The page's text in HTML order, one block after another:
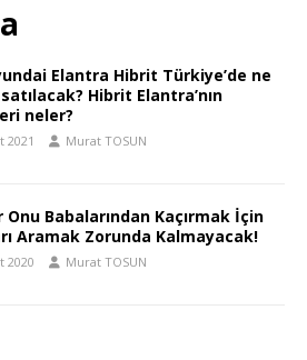
Elantra Hibrit Türkiye’de ne
Hibrit Elantra’nın
neler?
2021 Murat TOSUN
Onu Babalarından Kaçırmak İçin
Aramak Zorunda Kalmayacak!
2020 Murat TOSUN